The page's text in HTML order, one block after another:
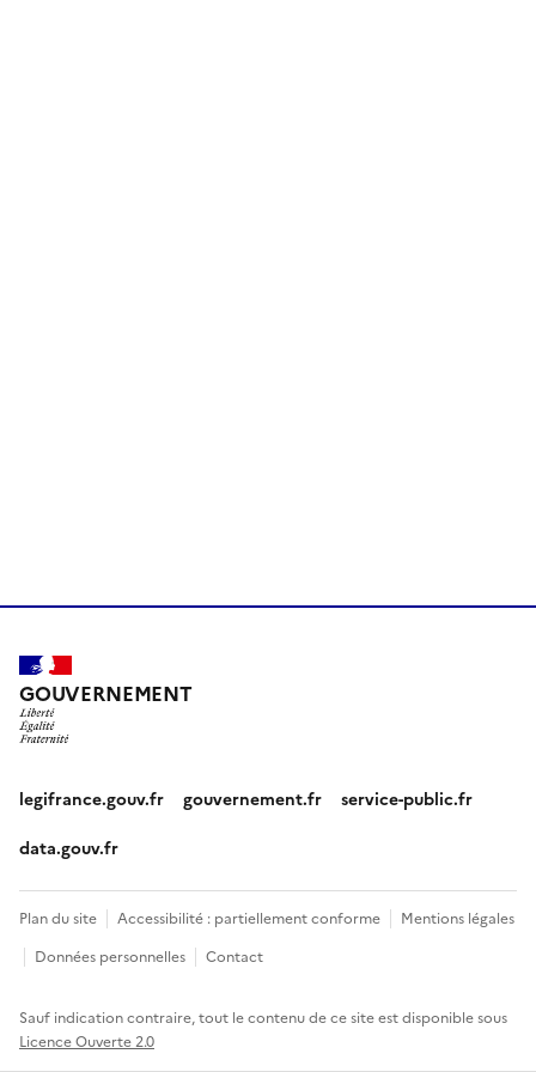
GOUVERNEMENT
legifrance.gouv.fr gouvernement.fr service-public.fr
data.gouv.fr
Plan du site Accessibilité : partiellement conforme
Mentions légales
Données personnelles
Contact
Sauf indication contraire, tout le contenu de ce site est disponible sous
Licence Ouverte 2.0